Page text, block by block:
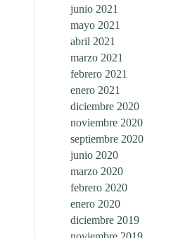
junio 2021
mayo 2021
abril 2021
marzo 2021
febrero 2021
enero 2021
diciembre 2020
noviembre 2020
septiembre 2020
junio 2020
marzo 2020
febrero 2020
enero 2020
diciembre 2019